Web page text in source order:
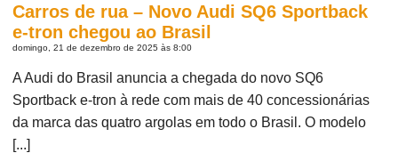
Carros de rua – Novo Audi SQ6 Sportback
e-tron chegou ao Brasil
domingo, 21 de dezembro de 2025 às 8:00
A Audi do Brasil anuncia a chegada do novo SQ6
Sportback e-tron à rede com mais de 40 concessionárias
da marca das quatro argolas em todo o Brasil. O modelo
[...]